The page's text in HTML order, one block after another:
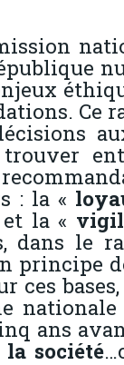
Ce
: la «
la «
dans le
principe
ces
nationale
ans
société